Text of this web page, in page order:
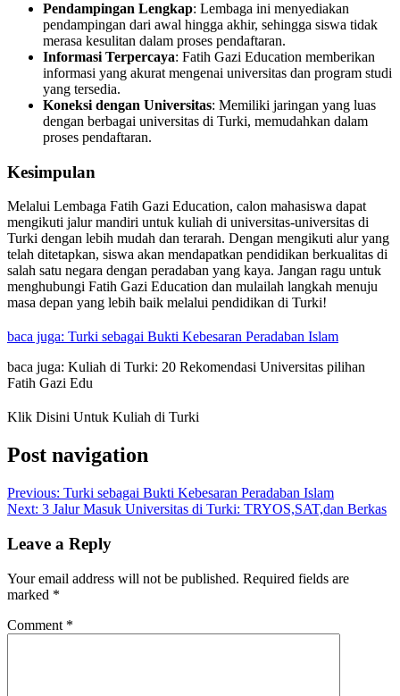
Pendampingan Lengkap: Lembaga ini menyediakan
pendampingan dari awal hingga akhir, sehingga siswa tidak
merasa kesulitan dalam proses pendaftaran.
Informasi Terpercaya: Fatih Gazi Education memberikan
informasi yang akurat mengenai universitas dan program studi
yang tersedia.
Koneksi dengan Universitas: Memiliki jaringan yang luas
dengan berbagai universitas di Turki, memudahkan dalam
proses pendaftaran.
Kesimpulan
Melalui Lembaga Fatih Gazi Education, calon mahasiswa dapat
mengikuti jalur mandiri untuk kuliah di universitas-universitas di
Turki dengan lebih mudah dan terarah. Dengan mengikuti alur yang
telah ditetapkan, siswa akan mendapatkan pendidikan berkualitas di
salah satu negara dengan peradaban yang kaya. Jangan ragu untuk
menghubungi Fatih Gazi Education dan mulailah langkah menuju
masa depan yang lebih baik melalui pendidikan di Turki!
baca juga: Turki sebagai Bukti Kebesaran Peradaban Islam
baca juga: Kuliah di Turki: 20 Rekomendasi Universitas pilihan
Fatih Gazi Edu
Klik Disini Untuk Kuliah di Turki
Post navigation
Previous: Turki sebagai Bukti Kebesaran Peradaban Islam
Next: 3 Jalur Masuk Universitas di Turki: TRYOS,SAT,dan Berkas
Leave a Reply
Your email address will not be published. Required fields are
marked *
Comment *